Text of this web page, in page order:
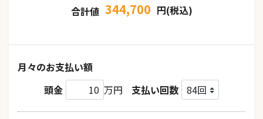
合計値 344,700 円(税込)
月々のお支払い額
頭金
万円 支払い回数